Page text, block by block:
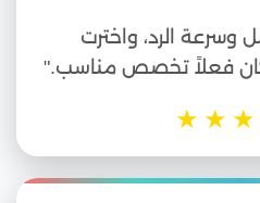
وسرعة الرد، واخترت
فعلاً تخصص مناسب."
★
★
★